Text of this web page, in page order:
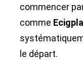
commencer
comme
le départ.